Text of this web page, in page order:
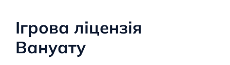
Ігрова ліцензія
Вануату